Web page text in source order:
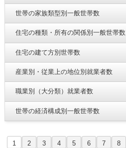
世帯の家族類型別一般世帯数
住宅の種類・所有の関係別一般世帯数
住宅の建て方別世帯数
産業別・従業上の地位別就業者数
職業別（大分類）就業者数
世帯の経済構成別一般世帯数
1 2 3 4 5 6 7 8